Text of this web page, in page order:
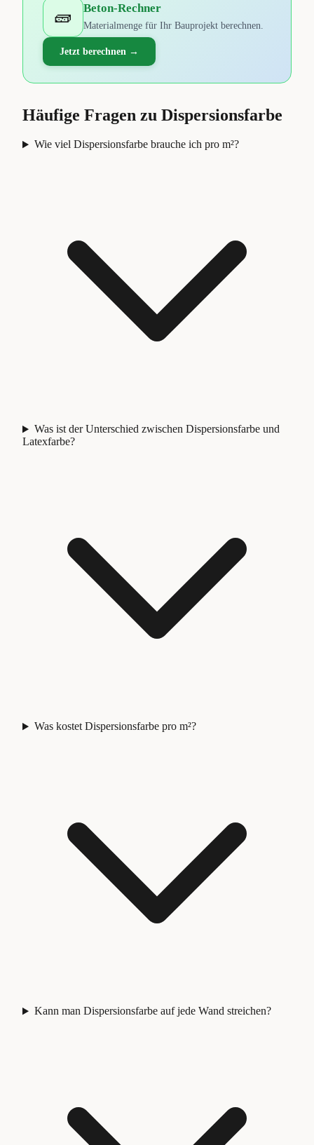
🧱 Beton-Rechner
Materialmenge für Ihr Bauprojekt berechnen.
Jetzt berechnen →
Häufige Fragen zu Dispersionsfarbe
Wie viel Dispersionsfarbe brauche ich pro m²?
Was ist der Unterschied zwischen Dispersionsfarbe und
Latexfarbe?
Was kostet Dispersionsfarbe pro m²?
Kann man Dispersionsfarbe auf jede Wand streichen?